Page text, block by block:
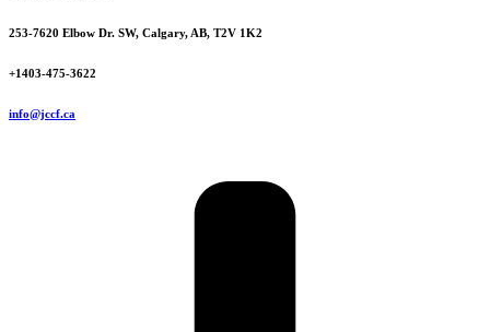
253-7620 Elbow Dr. SW, Calgary, AB, T2V 1K2
+1403-475-3622
info@jccf.ca